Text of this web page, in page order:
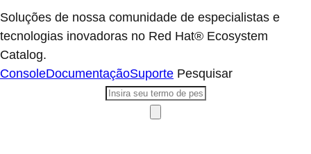
Soluções de nossa comunidade de especialistas e
tecnologias inovadoras no Red Hat® Ecosystem
Catalog.
ConsoleDocumentaçãoSuporte Pesquisar